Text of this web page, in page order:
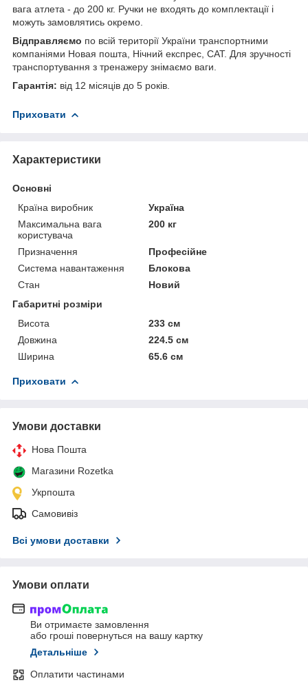
вага атлета - до 200 кг. Ручки не входять до комплектації і
можуть замовлятись окремо.
Відправляємо по всій території України транспортними
компаніями Новая пошта, Нічний експрес, САТ. Для зручності
транспортування з тренажеру знімаємо ваги.
Гарантія: від 12 місяців до 5 років.
Приховати
Характеристики
Основні
Країна виробник
Україна
Максимальна вага
користувача
200 кг
Призначення
Професійне
Система навантаження
Блокова
Стан
Новий
Габаритні розміри
Висота
233 см
Довжина
224.5 см
Ширина
65.6 см
Приховати
Умови доставки
Нова Пошта
Магазини Rozetka
Укрпошта
Самовивіз
Всі умови доставки
Умови оплати
Ви отримаєте замовлення
або гроші повернуться на вашу картку
Детальніше
Оплатити частинами